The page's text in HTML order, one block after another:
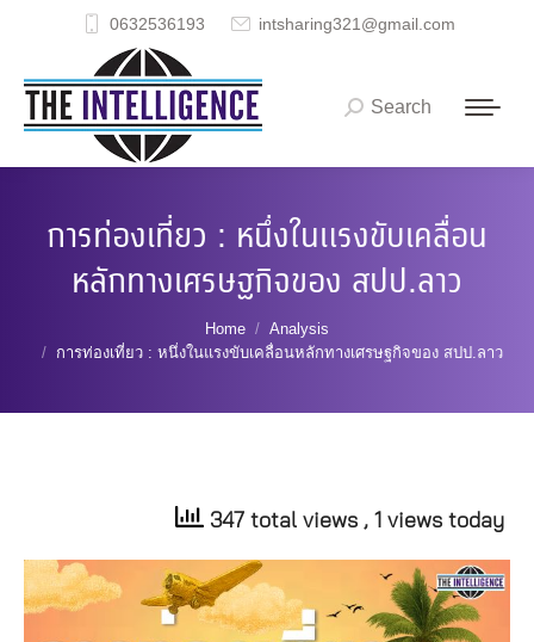
0632536193 intsharing321@gmail.com
Search:
Search
การท่องเที่ยว : หนึ่งในแรงขับเคลื่อน
หลักทางเศรษฐกิจของ สปป.ลาว
Home
Analysis
การท่องเที่ยว : หนึ่งในแรงขับเคลื่อนหลักทางเศรษฐกิจของ สปป.ลาว
347 total views , 1 views today